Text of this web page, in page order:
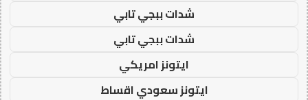
شدات ببجي تابي
شدات ببجي تابي
ايتونز امريكي
ايتونز سعودي اقساط